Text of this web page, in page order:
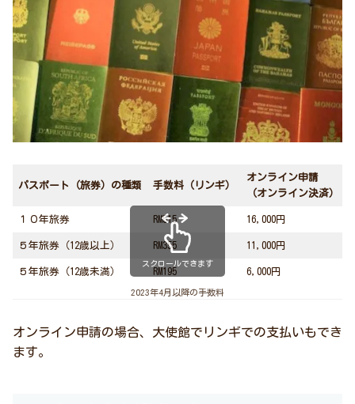
パスポート（旅券）の種類 手数料（リンギ）
オンライン申請
（オンライン決済）
１０年旅券 RM515 16,000円
５年旅券（12歳以上） RM355 11,000円
５年旅券（12歳未満） RM195 6,000円
スクロールできます
2023年4月以降の手数料
オンライン申請の場合、大使館でリンギでの支払いもでき
ます。